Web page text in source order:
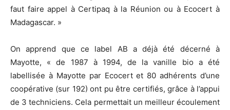
faut faire appel à Certipaq à la Réunion ou à Ecocert à
Madagascar. »
On apprend que ce label AB a déjà été décerné à
Mayotte, « de 1987 à 1994, de la vanille bio a été
labellisée à Mayotte par Ecocert et 80 adhérents d’une
coopérative (sur 192) ont pu être certifiés, grâce à l’appui
de 3 techniciens. Cela permettait un meilleur écoulement